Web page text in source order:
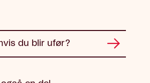
du blir ufør?